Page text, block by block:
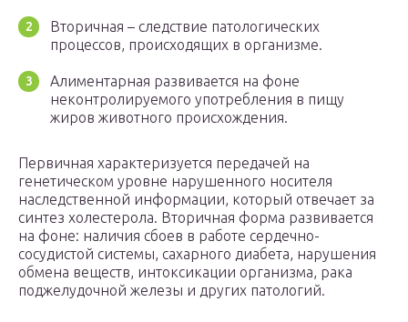
Вторичная – следствие патологических
процессов, происходящих в организме.
Алиментарная развивается на фоне
неконтролируемого употребления в пищу
жиров животного происхождения.
Первичная характеризуется передачей на
генетическом уровне нарушенного носителя
наследственной информации, который отвечает за
синтез холестерола. Вторичная форма развивается
на фоне: наличия сбоев в работе сердечно-
сосудистой системы, сахарного диабета, нарушения
обмена веществ, интоксикации организма, рака
поджелудочной железы и других патологий.